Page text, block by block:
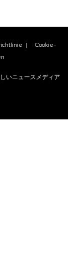
| Cookie-
いニュースメディア